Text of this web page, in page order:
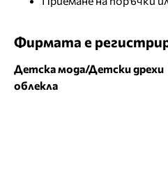
Фирмата е
Детска мода/Детски дрехи
облекла